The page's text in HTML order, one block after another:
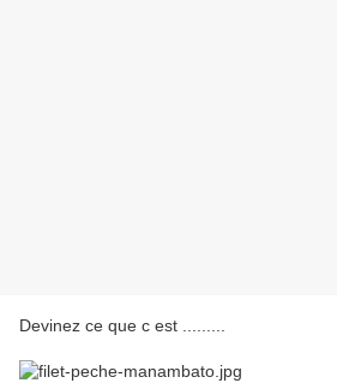
Devinez ce que c est .........